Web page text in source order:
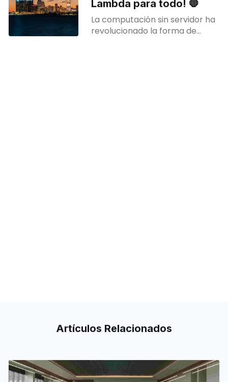
Lambda para todo! 🛑
La computación sin servidor ha
revolucionado la forma de
Artículos Relacionados